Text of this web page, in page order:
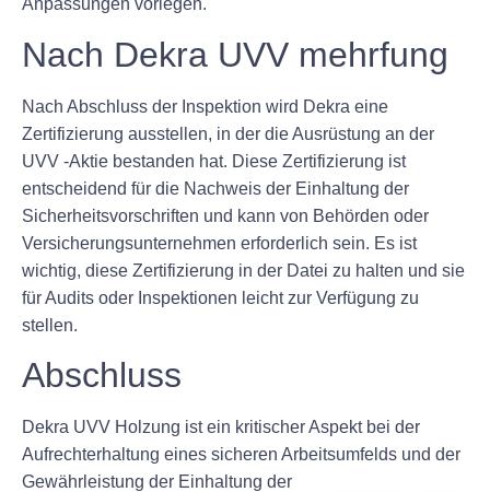
Anpassungen vorlegen.
Nach Dekra UVV mehrfung
Nach Abschluss der Inspektion wird Dekra eine
Zertifizierung ausstellen, in der die Ausrüstung an der
UVV -Aktie bestanden hat. Diese Zertifizierung ist
entscheidend für die Nachweis der Einhaltung der
Sicherheitsvorschriften und kann von Behörden oder
Versicherungsunternehmen erforderlich sein. Es ist
wichtig, diese Zertifizierung in der Datei zu halten und sie
für Audits oder Inspektionen leicht zur Verfügung zu
stellen.
Abschluss
Dekra UVV Holzung ist ein kritischer Aspekt bei der
Aufrechterhaltung eines sicheren Arbeitsumfelds und der
Gewährleistung der Einhaltung der